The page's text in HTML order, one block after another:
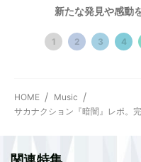
新たな発見や感動
1 2 3 4
HOME
Music
サカナクション『暗闇』レポ。